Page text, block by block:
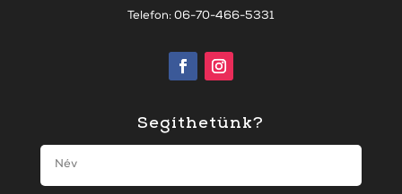
Telefon: 06-70-466-5331
Segíthetünk?